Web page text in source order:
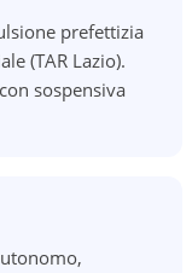
prefettizia
(TAR Lazio).
sospensiva